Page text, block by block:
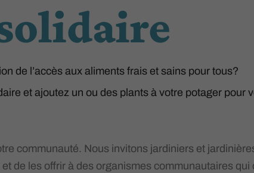
de l’accès aux aliments frais et sains pour tous?
et ajoutez un ou des plants à votre potager pour
communauté. Nous invitons jardiniers et
de les offrir à des organismes communautaires